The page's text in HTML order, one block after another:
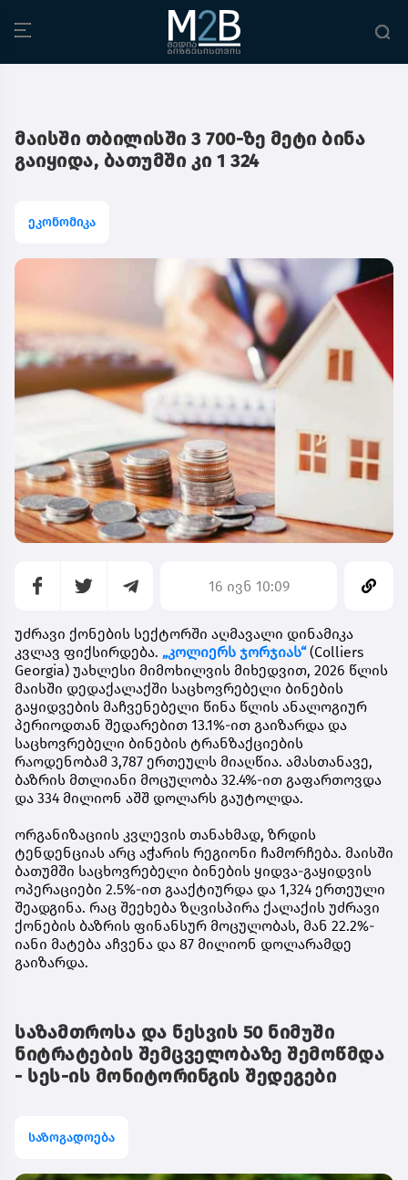
მაისში თბილისში 3 700-ზე მეტი ბინა
გაიყიდა, ბათუმში კი 1 324
ეკონომიკა
16 ივნ 10:09
უძრავი ქონების სექტორში აღმავალი დინამიკა
კვლავ ფიქსირდება. „კოლიერს ჯორჯიას“ (Colliers
Georgia) უახლესი მიმოხილვის მიხედვით, 2026 წლის
მაისში დედაქალაქში საცხოვრებელი ბინების
გაყიდვების მაჩვენებელი წინა წლის ანალოგიურ
პერიოდთან შედარებით 13.1%-ით გაიზარდა და
საცხოვრებელი ბინების ტრანზაქციების
რაოდენობამ 3,787 ერთეულს მიაღწია. ამასთანავე,
ბაზრის მთლიანი მოცულობა 32.4%-ით გაფართოვდა
და 334 მილიონ აშშ დოლარს გაუტოლდა.
ორგანიზაციის კვლევის თანახმად, ზრდის
ტენდენციას არც აჭარის რეგიონი ჩამორჩება. მაისში
ბათუმში საცხოვრებელი ბინების ყიდვა-გაყიდვის
ოპერაციები 2.5%-ით გააქტიურდა და 1,324 ერთეული
შეადგინა. რაც შეეხება ზღვისპირა ქალაქის უძრავი
ქონების ბაზრის ფინანსურ მოცულობას, მან 22.2%-
იანი მატება აჩვენა და 87 მილიონ დოლარამდე
გაიზარდა.
საზამთროსა და ნესვის 50 ნიმუში
ნიტრატების შემცველობაზე შემოწმდა
- სეს-ის მონიტორინგის შედეგები
საზოგადოება